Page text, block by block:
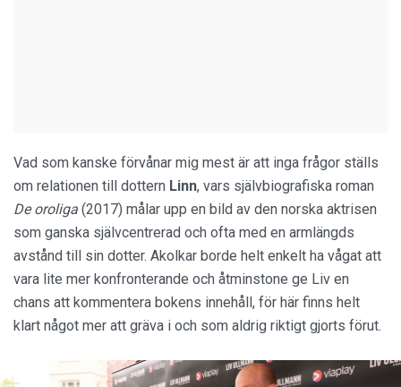
Vad som kanske förvånar mig mest är att inga frågor ställs
om relationen till dottern Linn, vars självbiografiska roman
De oroliga (2017) målar upp en bild av den norska aktrisen
som ganska självcentrerad och ofta med en armlängds
avstånd till sin dotter. Akolkar borde helt enkelt ha vågat att
vara lite mer konfronterande och åtminstone ge Liv en
chans att kommentera bokens innehåll, för här finns helt
klart något mer att gräva i och som aldrig riktigt gjorts förut.